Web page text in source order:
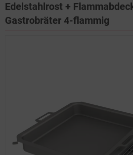
Edelstahlrost +
Gastrobräter 4-flammig